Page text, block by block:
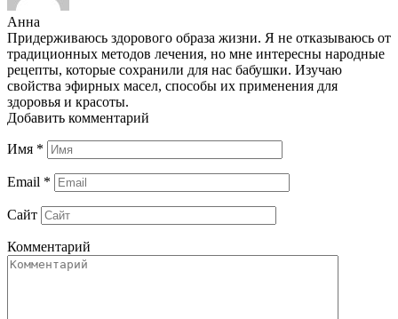
Анна
Придерживаюсь здорового образа жизни. Я не отказываюсь от
традиционных методов лечения, но мне интересны народные
рецепты, которые сохранили для нас бабушки. Изучаю
свойства эфирных масел, способы их применения для
здоровья и красоты.
Добавить комментарий
Имя *
Email *
Сайт
Комментарий